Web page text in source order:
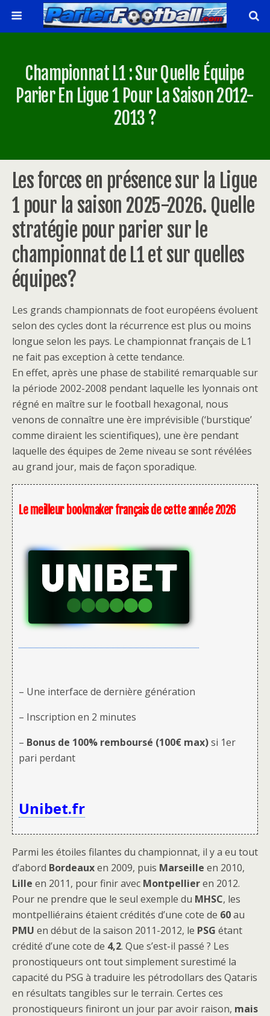
Championnat L1 : Sur Quelle Équipe
Parier En Ligue 1 Pour La Saison 2012-
2013 ?
Les forces en présence sur la Ligue
1 pour la saison 2025-2026. Quelle
stratégie pour parier sur le
championnat de L1 et sur quelles
équipes?
Les grands championnats de foot européens évoluent
selon des cycles dont la récurrence est plus ou moins
longue selon les pays. Le championnat français de L1
ne fait pas exception à cette tendance.
En effet, après une phase de stabilité remarquable sur
la période 2002-2008 pendant laquelle les lyonnais ont
régné en maître sur le football hexagonal, nous
venons de connaître une ère imprévisible (‘burstique’
comme diraient les scientifiques), une ère pendant
laquelle des équipes de 2eme niveau se sont révélées
au grand jour, mais de façon sporadique.
Le meilleur bookmaker français de cette année 2026
– Une interface de dernière génération
– Inscription en 2 minutes
– Bonus de 100% remboursé (100€ max)si 1er
pari perdant
Unibet.fr
Parmi les étoiles filantes du championnat, il y a eu tout
d’abord Bordeauxen 2009, puis Marseille en 2010,
Lille en 2011, pour finir avec Montpellieren 2012.
Pour ne prendre que le seul exemple du MHSC, les
montpelliérains étaient crédités d’une cote de 60au
PMU en début de la saison 2011-2012, le PSG étant
crédité d’une cote de 4,2. Que s’est-il passé ? Les
pronostiqueurs ont tout simplement surestimé la
capacité du PSG à traduire les pétrodollars des Qataris
en résultats tangibles sur le terrain. Certes ces
pronostiqueurs finiront un jour par avoir raison, mais